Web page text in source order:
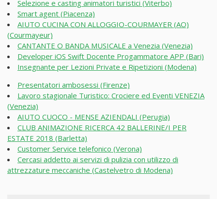
Selezione e casting animatori turistici (Viterbo)
Smart agent (Piacenza)
AIUTO CUCINA CON ALLOGGIO-COURMAYER (AO)
(Courmayeur)
CANTANTE O BANDA MUSICALE a Venezia (Venezia)
Developer iOS Swift Docente Progammatore APP (Bari)
Insegnante per Lezioni Private e Ripetizioni (Modena)
Presentatori ambosessi (Firenze)
Lavoro stagionale Turistico: Crociere ed Eventi VENEZIA
(Venezia)
AIUTO CUOCO - MENSE AZIENDALI (Perugia)
CLUB ANIMAZIONE RICERCA 42 BALLERINE/I PER
ESTATE 2018 (Barletta)
Customer Service telefonico (Verona)
Cercasi addetto ai servizi di pulizia con utilizzo di
attrezzature meccaniche (Castelvetro di Modena)